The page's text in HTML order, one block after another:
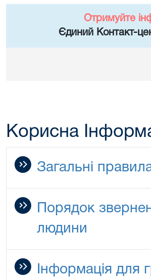
Отримуйте
Єдиний Контакт-
Корисна
Загальні
Порядок
людини
Інформація для